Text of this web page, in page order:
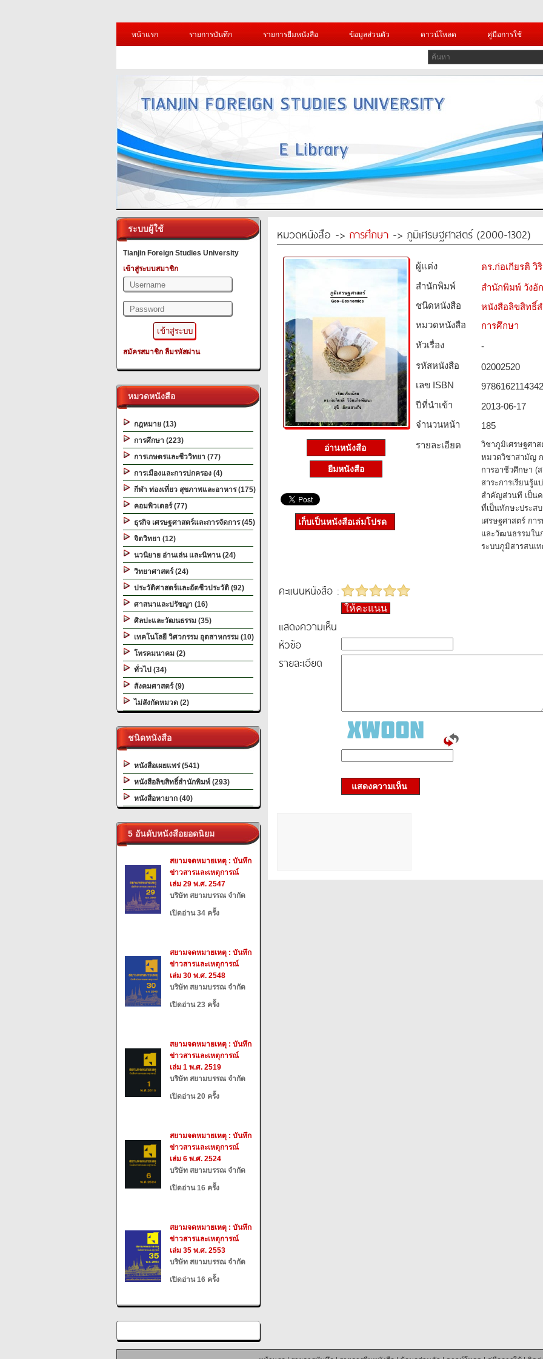
หน้าแรก
รายการบันทึก รายการยืมหนังสือ ข้อมูลส่วนตัว ดาวน์โหลด คู่มือการใช้
ระบบผู้ใช้
Tianjin Foreign Studies University
เข้าสู่ระบบสมาชิก
สมัครสมาชิก ลืมรหัสผ่าน
หมวดหนังสือ
กฎหมาย (13)
การศึกษา (223)
การเกษตรและชีววิทยา (77)
การเมืองและการปกครอง (4)
กีฬา ท่องเที่ยว สุขภาพและอาหาร (175)
คอมพิวเตอร์ (77)
ธุรกิจ เศรษฐศาสตร์และการจัดการ (45)
จิตวิทยา (12)
นวนิยาย อ่านเล่น และนิทาน (24)
วิทยาศาสตร์ (24)
ประวัติศาสตร์และอัตชีวประวัติ (92)
ศาสนาและปรัชญา (16)
ศิลปะและวัฒนธรรม (35)
เทคโนโลยี วิศวกรรม อุตสาหกรรม (10)
โทรคมนาคม (2)
ทั่วไป (34)
สังคมศาสตร์ (9)
ไม่สังกัดหมวด (2)
ชนิดหนังสือ
หนังสือเผยแพร่ (541)
หนังสือลิขสิทธิ์สำนักพิมพ์ (293)
หนังสือหายาก (40)
5 อันดับหนังสือยอดนิยม
สยามจดหมายเหตุ : บันทึก
ข่าวสารและเหตุการณ์
เล่ม 29 พ.ศ. 2547
บริษัท สยามบรรณ จำกัด
เปิดอ่าน 34 ครั้ง
สยามจดหมายเหตุ : บันทึก
ข่าวสารและเหตุการณ์
เล่ม 30 พ.ศ. 2548
บริษัท สยามบรรณ จำกัด
เปิดอ่าน 23 ครั้ง
สยามจดหมายเหตุ : บันทึก
ข่าวสารและเหตุการณ์
เล่ม 1 พ.ศ. 2519
บริษัท สยามบรรณ จำกัด
เปิดอ่าน 20 ครั้ง
สยามจดหมายเหตุ : บันทึก
ข่าวสารและเหตุการณ์
เล่ม 6 พ.ศ. 2524
บริษัท สยามบรรณ จำกัด
เปิดอ่าน 16 ครั้ง
สยามจดหมายเหตุ : บันทึก
ข่าวสารและเหตุการณ์
เล่ม 35 พ.ศ. 2553
บริษัท สยามบรรณ จำกัด
เปิดอ่าน 16 ครั้ง
หมวดหนังสือ -> การศึกษา -> ภูมิเศรษฐศาสตร์ (2000-1302)
อ่านหนังสือ
ยืมหนังสือ
ผู้แต่ง
ดร.ก่อเกียรติ
สำนักพิมพ์
สำนักพิมพ์ วังอั
ชนิดหนังสือ­
หนังสือลิขสิทธิ์
หมวดหนังสือ­
การศึกษา
หัวเรื่อง
-
รหัสหนังสือ­
02002520
เลข ISBN
9786162114342
ปีที่นำเข้า
2013-06-17
จำนวนหน้า
185
รายละเอียด
วิชาภูมิเศรษฐศา
หมวดวิชาสามัญ
การอาชีวศึกษา (
สาระการเรียนรู้แ
สำคัญส่วนที เป็น
ที่เป็นทักษะประส
เศรษฐศาสตร์ ก
และวัฒนธรรมใน
ระบบภูมิสารสนเท
เก็บเป็นหนังสือเล่มโปรด
คะแนนหนังสือ :
ให้คะแนน
แสดงความเห็น
หัวข้อ
รายละเอียด
แสดงความเห็น